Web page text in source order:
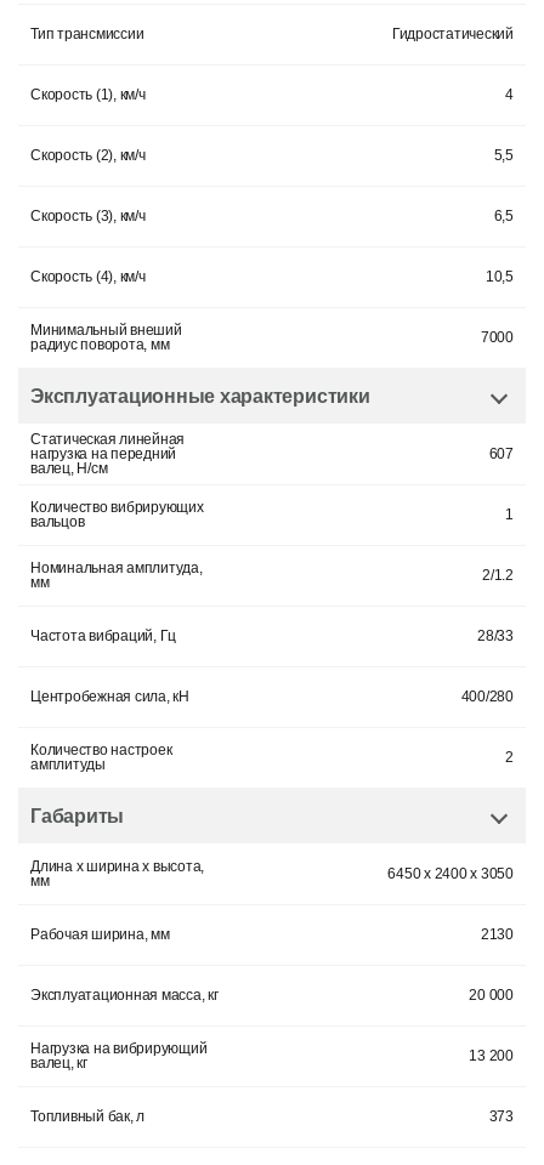
Тип трансмиссии Гидростатический
Скорость (1), км/ч 4
Скорость (2), км/ч 5,5
Скорость (3), км/ч 6,5
Скорость (4), км/ч 10,5
Минимальный внеший
радиус поворота, мм
7000
Эксплуатационные характеристики
Статическая линейная
нагрузка на передний
валец, H/см
607
Количество вибрирующих
вальцов
1
Номинальная амплитуда,
мм
2/1.2
Частота вибраций, Гц 28/33
Центробежная сила, кН 400/280
Количество настроек
амплитуды
2
Габариты
Длина x ширина x высота,
мм
6450 x 2400 x 3050
Рабочая ширина, мм 2130
Эксплуатационная масса, кг 20 000
Нагрузка на вибрирующий
валец, кг
13 200
Топливный бак, л 373